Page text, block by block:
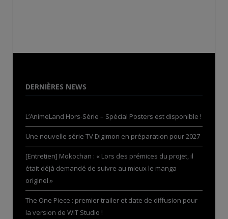
DERNIÈRES NEWS
L’AnimeLand Hors-Série – Spécial Posters est disponible !
Une nouvelle série TV Digimon en préparation pour 2027
[Entretien] Mokochan : « Lors des prémices du projet, il
était déjà demandé de suivre au mieux le manga
originel.»
The One Piece : premier trailer et date de diffusion pour
la version de WIT Studio !